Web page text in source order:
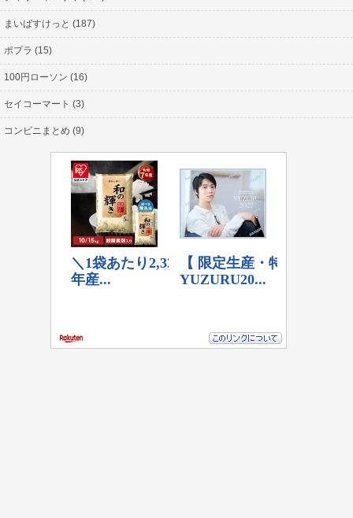
まいばすけっと (187)
ポプラ (15)
100円ローソン (16)
セイコーマート (3)
コンビニまとめ (9)